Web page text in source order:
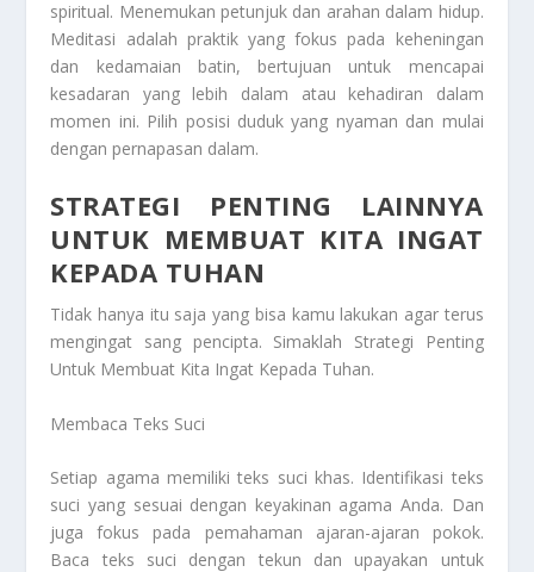
spiritual. Menemukan petunjuk dan arahan dalam hidup.
Meditasi adalah praktik yang fokus pada keheningan
dan kedamaian batin, bertujuan untuk mencapai
kesadaran yang lebih dalam atau kehadiran dalam
momen ini. Pilih posisi duduk yang nyaman dan mulai
dengan pernapasan dalam.
STRATEGI PENTING LAINNYA
UNTUK MEMBUAT KITA INGAT
KEPADA TUHAN
Tidak hanya itu saja yang bisa kamu lakukan agar terus
mengingat sang pencipta. Simaklah Strategi Penting
Untuk Membuat Kita Ingat Kepada Tuhan.
Membaca Teks Suci
Setiap agama memiliki teks suci khas. Identifikasi teks
suci yang sesuai dengan keyakinan agama Anda. Dan
juga fokus pada pemahaman ajaran-ajaran pokok.
Baca teks suci dengan tekun dan upayakan untuk